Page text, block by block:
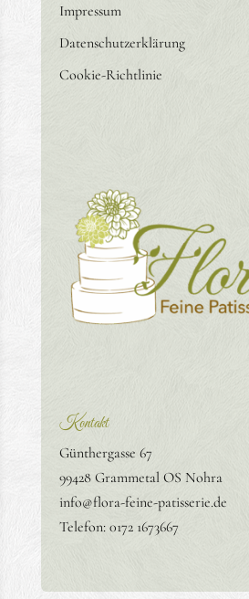
Impressum
Datenschutzerklärung
Cookie-Richtlinie
Kontakt
Günthergasse 67
99428 Grammetal OS Nohra
info@flora-feine-patisserie.de
Telefon: 0172 1673667